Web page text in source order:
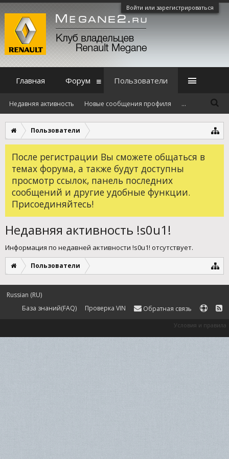
Войти или зарегистрироваться
Пользователи
После регистрации Вы сможете общаться в
темах форума, а также будут доступны
просмотр ссылок, панель последних
сообщений и другие удобные функции.
Присоединяйтесь!
Недавняя активность !s0u1!
Информация по недавней активности !s0u1! отсутствует.
Пользователи
Главная Форум Пользователи
Недавняя активность Новые сообщения профиля ...
Russian (RU)
База знаний(FAQ)
Проверка VIN Обратная связь
Условия и правила